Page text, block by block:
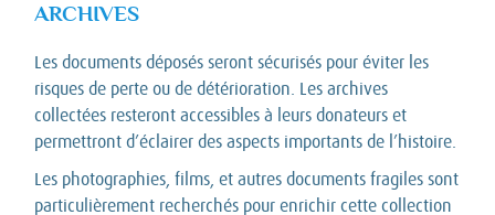
ARCHIVES
Les documents déposés seront sécurisés pour éviter les
risques de perte ou de détérioration. Les archives
collectées resteront accessibles à leurs donateurs et
permettront d’éclairer des aspects importants de l’histoire.
Les photographies, films, et autres documents fragiles sont
particulièrement recherchés pour enrichir cette collection